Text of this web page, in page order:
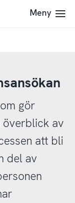
Meny
gör
överblick av
att bli
del av